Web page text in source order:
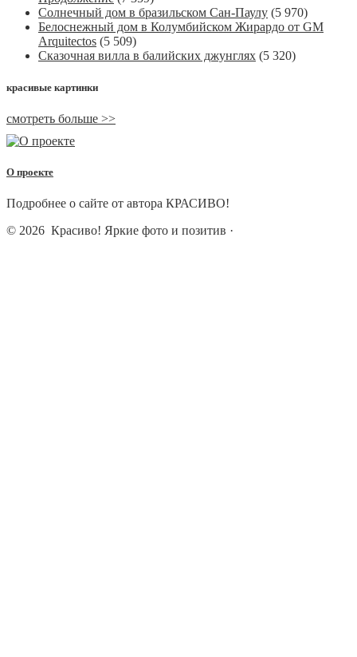
Солнечный дом в бразильском Сан-Паулу (5 970)
Белоснежный дом в Колумбийском Жирардо от GM
Arquitectos (5 509)
Сказочная вилла в балийских джунглях (5 320)
красивые картинки
смотреть больше >>
О проекте
Подробнее о сайте от автора КРАСИВО!
© 2026 Красиво! Яркие фото и позитив ·